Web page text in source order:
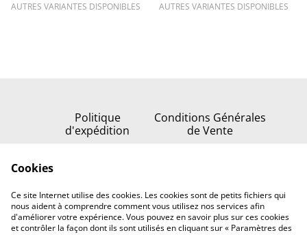
AUTRES VARIANTES DISPONIBLES AUTRES VARIANTES DISPONIBLES
Politique
d'expédition
Conditions Générales
de Vente
Nous contacter
Cookies
Ce site Internet utilise des cookies. Les cookies sont de petits fichiers qui
nous aident à comprendre comment vous utilisez nos services afin
d'améliorer votre expérience. Vous pouvez en savoir plus sur ces cookies
et contrôler la façon dont ils sont utilisés en cliquant sur « Paramètres des